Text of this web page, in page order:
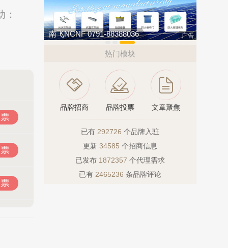
南飞NCNF 0791-88388036 广告
热门模块
品牌招商 品牌投票 文章聚焦
已有 292726 个品牌入驻
更新 34585 个招商信息
已发布 1872357 个代理需求
已有 2465236 条品牌评论